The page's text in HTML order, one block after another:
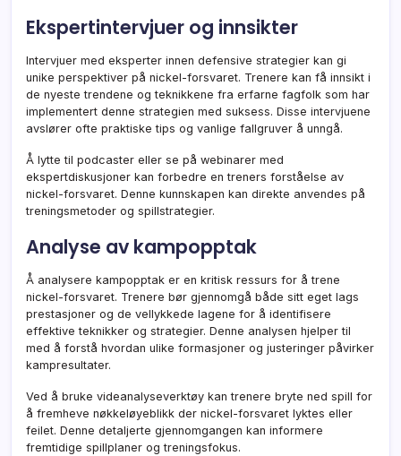
Ekspertintervjuer og innsikter
Intervjuer med eksperter innen defensive strategier kan gi
unike perspektiver på nickel-forsvaret. Trenere kan få innsikt i
de nyeste trendene og teknikkene fra erfarne fagfolk som har
implementert denne strategien med suksess. Disse intervjuene
avslører ofte praktiske tips og vanlige fallgruver å unngå.
Å lytte til podcaster eller se på webinarer med
ekspertdiskusjoner kan forbedre en treners forståelse av
nickel-forsvaret. Denne kunnskapen kan direkte anvendes på
treningsmetoder og spillstrategier.
Analyse av kampopptak
Å analysere kampopptak er en kritisk ressurs for å trene
nickel-forsvaret. Trenere bør gjennomgå både sitt eget lags
prestasjoner og de vellykkede lagene for å identifisere
effektive teknikker og strategier. Denne analysen hjelper til
med å forstå hvordan ulike formasjoner og justeringer påvirker
kampresultater.
Ved å bruke videanalyseverktøy kan trenere bryte ned spill for
å fremheve nøkkeløyeblikk der nickel-forsvaret lyktes eller
feilet. Denne detaljerte gjennomgangen kan informere
fremtidige spillplaner og treningsfokus.